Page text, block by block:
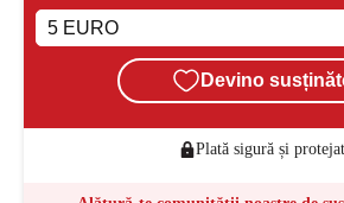
Devino
Plată sigură și